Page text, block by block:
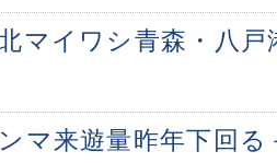
マイワシ青森・八
マ来遊量昨年下回